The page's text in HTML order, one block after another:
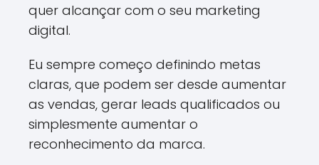
quer alcançar com o seu marketing
digital.
Eu sempre começo definindo metas
claras, que podem ser desde aumentar
as vendas, gerar leads qualificados ou
simplesmente aumentar o
reconhecimento da marca.